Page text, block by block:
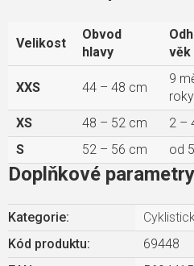
Velikost
Obvod
hlavy
věk
XXS 44 – 48 cm
9
roky
XS 48 – 52 cm 2 –
S
52 – 56 cm od
Doplňkové parametry
Kategorie:
Kód produktu:
69448